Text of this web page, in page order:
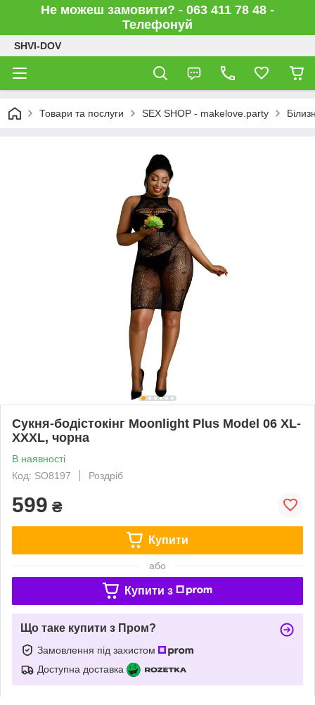
Не можеш замовити? - 063 411 78 48 -
Телефонуй
SHVI-DOV
Товари та послуги SEX SHOP - makelove.party
Сукня-бодістокінг Moonlight Plus Model 06 XL-
XXXL, чорна
В наявності
Код: SO8197
Роздріб
599 ₴
Купити
або
Купити з
Що таке купити з Пром?
Замовлення під захистом
Доступна доставка